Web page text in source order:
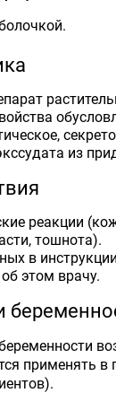
из
реакции
тошнота).
в
этом врачу.
применять в